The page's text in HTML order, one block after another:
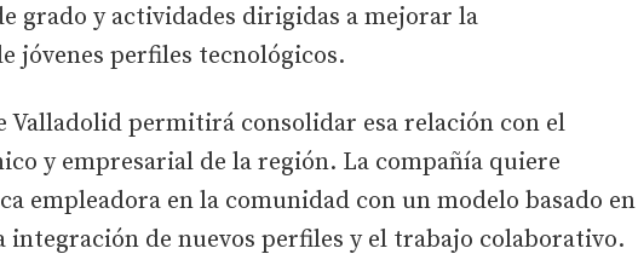
grado y actividades dirigidas a mejorar la
jóvenes perfiles tecnológicos.
Valladolid permitirá consolidar esa relación con el
y empresarial de la región. La compañía quiere
empleadora en la comunidad con un modelo basado en
integración de nuevos perfiles y el trabajo colaborativo.